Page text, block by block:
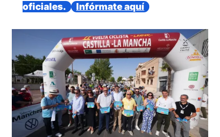
oficiales.
Infórmate aquí